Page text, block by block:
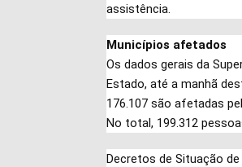
assistência.
Municípios afetados
Os dados gerais da
Estado, até a manhã
176.107 são afetadas
No total, 199.312
Decretos de Situação